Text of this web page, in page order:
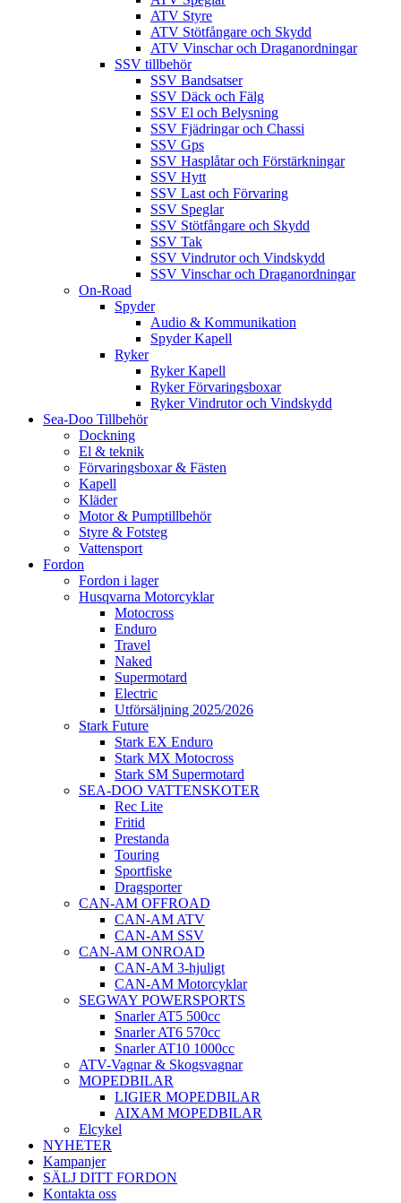
ATV Styre
ATV Stötfångare och Skydd
ATV Vinschar och Draganordningar
SSV tillbehör
SSV Bandsatser
SSV Däck och Fälg
SSV El och Belysning
SSV Fjädringar och Chassi
SSV Gps
SSV Hasplåtar och Förstärkningar
SSV Hytt
SSV Last och Förvaring
SSV Speglar
SSV Stötfångare och Skydd
SSV Tak
SSV Vindrutor och Vindskydd
SSV Vinschar och Draganordningar
On-Road
Spyder
Audio & Kommunikation
Spyder Kapell
Ryker
Ryker Kapell
Ryker Förvaringsboxar
Ryker Vindrutor och Vindskydd
Sea-Doo Tillbehör
Dockning
El & teknik
Förvaringsboxar & Fästen
Kapell
Kläder
Motor & Pumptillbehör
Styre & Fotsteg
Vattensport
Fordon
Fordon i lager
Husqvarna Motorcyklar
Motocross
Enduro
Travel
Naked
Supermotard
Electric
Utförsäljning 2025/2026
Stark Future
Stark EX Enduro
Stark MX Motocross
Stark SM Supermotard
SEA-DOO VATTENSKOTER
Rec Lite
Fritid
Prestanda
Touring
Sportfiske
Dragsporter
CAN-AM OFFROAD
CAN-AM ATV
CAN-AM SSV
CAN-AM ONROAD
CAN-AM 3-hjuligt
CAN-AM Motorcyklar
SEGWAY POWERSPORTS
Snarler AT5 500cc
Snarler AT6 570cc
Snarler AT10 1000cc
ATV-Vagnar & Skogsvagnar
MOPEDBILAR
LIGIER MOPEDBILAR
AIXAM MOPEDBILAR
Elcykel
NYHETER
Kampanjer
SÄLJ DITT FORDON
Kontakta oss